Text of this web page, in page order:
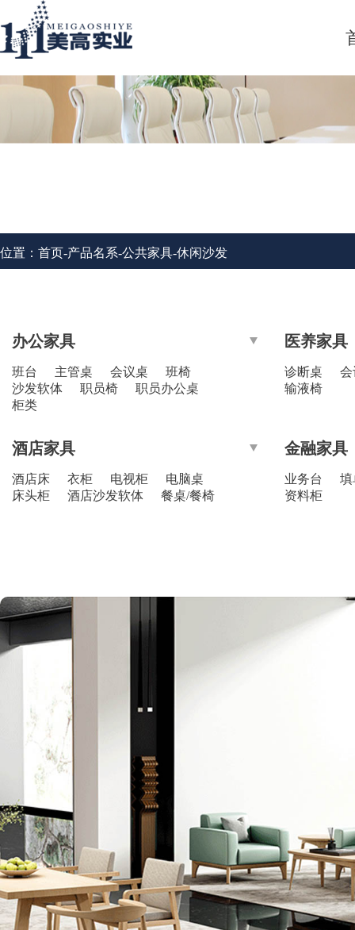
位置： 首页-产品名系-公共家具-休闲沙发
办公家具
班台 主管桌 会议桌
班椅
沙发软体
职员椅
职员办公桌
柜类
医养家具
诊断桌
会
输液椅
酒店家具
酒店床 衣柜 电视柜
电脑桌
床头柜
酒店沙发软体 餐桌/餐椅
金融家具
业务台
填
资料柜